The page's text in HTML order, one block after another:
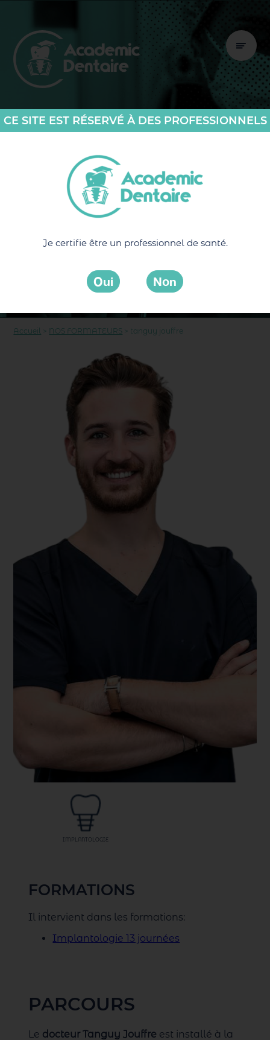
TANGUY JOUFFRE
Accueil > NOS FORMATEURS > tanguy jouffre
IMPLANTOLOGIE
FORMATIONS
Il intervient dans les formations:
Implantologie 13 journées
PARCOURS
Le docteur Tanguy Jouffre est installé à la
CE SITE EST RÉSERVÉ À DES PROFESSIONNELS
Je certifie être un professionnel de santé.